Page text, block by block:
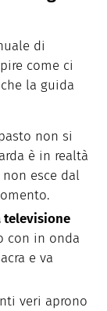
di
come ci
la guida
non si
è in realtà
esce dal
televisione
con in onda
e va
veri aprono